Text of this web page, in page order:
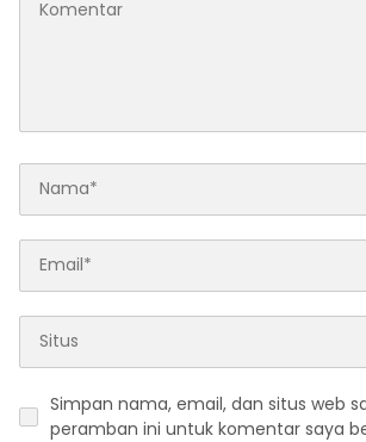
Simpan nama, email, dan situs web
peramban ini untuk komentar saya